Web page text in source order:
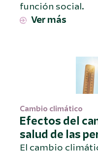
función social.
Ver más
Cambio climático
Efectos del
salud de las
El cambio